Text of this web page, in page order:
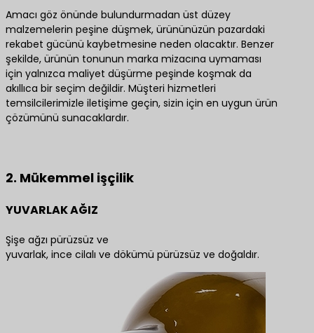
Amacı göz önünde bulundurmadan üst düzey
malzemelerin peşine düşmek, ürününüzün pazardaki
rekabet gücünü kaybetmesine neden olacaktır. Benzer
şekilde, ürünün tonunun marka mizacına uymaması
için yalnızca maliyet düşürme peşinde koşmak da
akıllıca bir seçim değildir. Müşteri hizmetleri
temsilcilerimizle iletişime geçin, sizin için en uygun ürün
çözümünü sunacaklardır.
2. Mükemmel işçilik
YUVARLAK AĞIZ
Şişe ağzı pürüzsüz ve
yuvarlak, ince cilalı ve dökümü pürüzsüz ve doğaldır.